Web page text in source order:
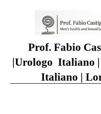
Prof. Fabio
|Urologo Italiano
Italiano |